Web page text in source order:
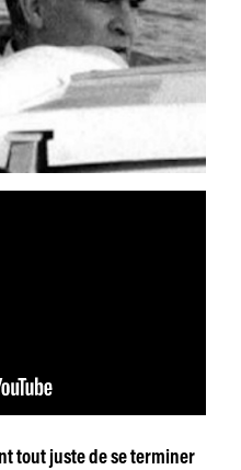
tout juste de se terminer